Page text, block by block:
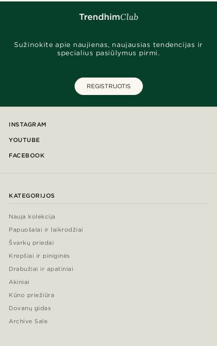
Sužinokite apie naujienas, naujausias tendencijas ir
specialius pasiūlymus pirmi.
REGISTRUOTIS
INSTAGRAM
YOUTUBE
FACEBOOK
KATEGORIJOS
Nauja kolekcija
Papuošalai ir laikrodžiai
Švarkų priedai
Krepšiai ir piniginės
Drabužiai ir apatiniai
Akiniai
Kūno priežiūra
Dovanų gidas
Archive Sale